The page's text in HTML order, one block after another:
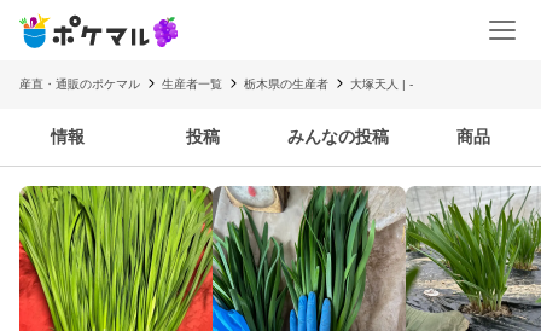
産直・通販のポケマル 生産者一覧 栃木県の生産者 大塚天人 | -
情報 投稿 みんなの投稿 商品